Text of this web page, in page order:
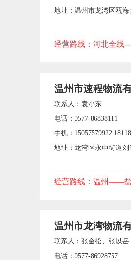
地址：温州市龙湾区瓯
经营路线：河北全线
温州市速程物流
联系人：袁小东
电话：0577-86838111
手机：15057579922
地址：龙湾区永中街道刘
经营路线：温州——盐
温州市龙湾物流
联系人：张金松、张以岳
电话：0577-86928757